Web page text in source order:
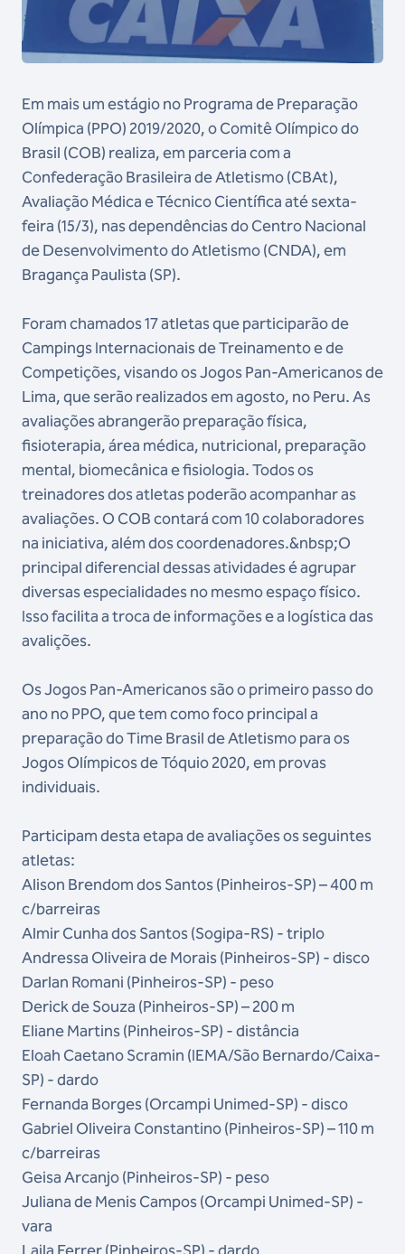
Em mais um estágio no Programa de Preparação
Olímpica (PPO) 2019/2020, o Comitê Olímpico do
Brasil (COB) realiza, em parceria com a
Confederação Brasileira de Atletismo (CBAt),
Avaliação Médica e Técnico Científica até sexta-
feira (15/3), nas dependências do Centro Nacional
de Desenvolvimento do Atletismo (CNDA), em
Bragança Paulista (SP).
Foram chamados 17 atletas que participarão de
Campings Internacionais de Treinamento e de
Competições, visando os Jogos Pan-Americanos de
Lima, que serão realizados em agosto, no Peru. As
avaliações abrangerão preparação física,
fisioterapia, área médica, nutricional, preparação
mental, biomecânica e fisiologia. Todos os
treinadores dos atletas poderão acompanhar as
avaliações. O COB contará com 10 colaboradores
na iniciativa, além dos coordenadores.&nbsp;O
principal diferencial dessas atividades é agrupar
diversas especialidades no mesmo espaço físico.
Isso facilita a troca de informações e a logística das
avalições.
Os Jogos Pan-Americanos são o primeiro passo do
ano no PPO, que tem como foco principal a
preparação do Time Brasil de Atletismo para os
Jogos Olímpicos de Tóquio 2020, em provas
individuais.
Participam desta etapa de avaliações os seguintes
atletas:
Alison Brendom dos Santos (Pinheiros-SP) – 400 m
c/barreiras
Almir Cunha dos Santos (Sogipa-RS) - triplo
Andressa Oliveira de Morais (Pinheiros-SP) - disco
Darlan Romani (Pinheiros-SP) - peso
Derick de Souza (Pinheiros-SP) – 200 m
Eliane Martins (Pinheiros-SP) - distância
Eloah Caetano Scramin (IEMA/São Bernardo/Caixa-
SP) - dardo
Fernanda Borges (Orcampi Unimed-SP) - disco
Gabriel Oliveira Constantino (Pinheiros-SP) – 110 m
c/barreiras
Geisa Arcanjo (Pinheiros-SP) - peso
Juliana de Menis Campos (Orcampi Unimed-SP) -
vara